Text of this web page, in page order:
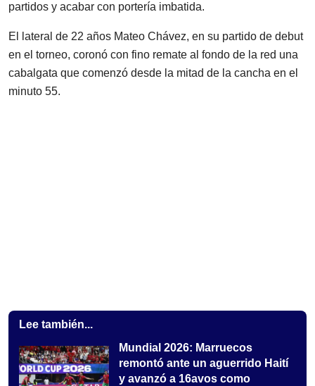
partidos y acabar con portería imbatida.
El lateral de 22 años Mateo Chávez, en su partido de debut
en el torneo, coronó con fino remate al fondo de la red una
cabalgata que comenzó desde la mitad de la cancha en el
minuto 55.
Lee también...
Mundial 2026: Marruecos
remontó ante un aguerrido Haití
y avanzó a 16avos como